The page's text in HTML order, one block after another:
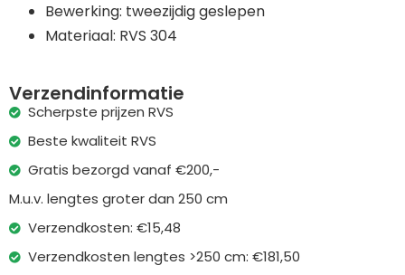
Bewerking: tweezijdig geslepen
Materiaal: RVS 304
Verzendinformatie
Scherpste prijzen RVS
Beste kwaliteit RVS
Gratis bezorgd vanaf €200,-
M.u.v. lengtes groter dan 250 cm
Verzendkosten: €15,48
Verzendkosten lengtes >250 cm: €181,50